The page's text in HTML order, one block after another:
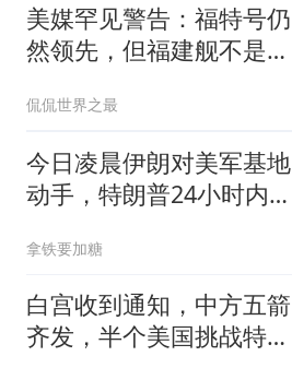
美媒罕见警告：福特号仍
然领先，但福建舰不是中
侃侃世界之最
今日凌晨伊朗对美军基地
动手，特朗普24小时内服
拿铁要加糖
白宫收到通知，中方五箭
齐发，半个美国挑战特朗